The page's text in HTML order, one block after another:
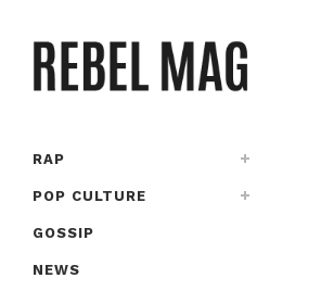
RAP
POP CULTURE
GOSSIP
NEWS